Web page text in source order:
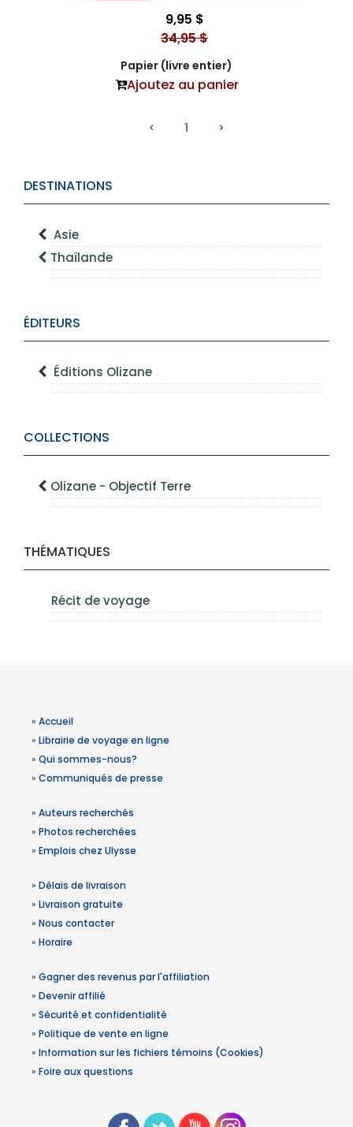
DESTINATIONS
Asie
Thaïlande
ÉDITEURS
Éditions Olizane
COLLECTIONS
Olizane - Objectif Terre
THÉMATIQUES
Récit de voyage
9,95 $
34,95 $
Papier (livre entier)
Ajoutez au panier
1
» Accueil
» Librairie de voyage en ligne
» Qui sommes-nous?
» Communiqués de presse
» Auteurs recherchés
» Photos recherchées
» Emplois chez Ulysse
» Délais de livraison
» Livraison gratuite
» Nous contacter
» Horaire
» Gagner des revenus par l'affiliation
» Devenir affilié
» Sécurité et confidentialité
» Politique de vente en ligne
» Information sur les fichiers témoins (Cookies)
» Foire aux questions